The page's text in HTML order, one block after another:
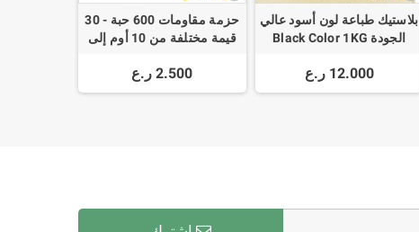
بلاستيك طباعة لون أسود عالي
الجودة Black Color 1KG
195-220C High Quality
12.000 ر.ع
حزمة مقاومات 600 حبة - 30
قيمة مختلفة من 10 أوم إلى
2.500 ر.ع